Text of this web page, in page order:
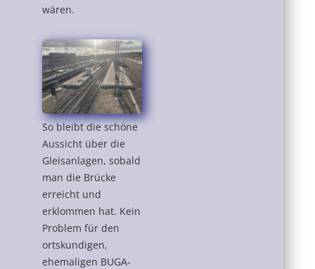
wären.
So bleibt die schöne
Aussicht über die
Gleisanlagen, sobald
man die Brücke
erreicht und
erklommen hat. Kein
Problem für den
ortskundigen,
ehemaligen BUGA-